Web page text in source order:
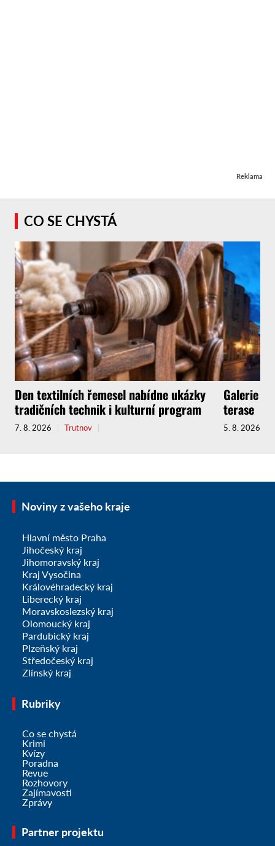
Reklama
CO SE CHYSTÁ
Den textilních řemesel nabídne ukázky
tradičních technik i kulturní program
7. 8. 2026 Trutnov
Galerie
terase
5. 8. 2026
Noviny z vašeho kraje
Hlavní město Praha
Jihočeský kraj
Jihomoravský kraj
Kraj Vysočina
Královéhradecký kraj
Liberecký kraj
Moravskoslezský kraj
Olomoucký kraj
Pardubický kraj
Plzeňský kraj
Středočeský kraj
Zlínský kraj
Rubriky
Co se chystá
Krimi
Kvízy
Poradna
Revue
Rozhovory
Zajímavosti
Zprávy
Partner projektu